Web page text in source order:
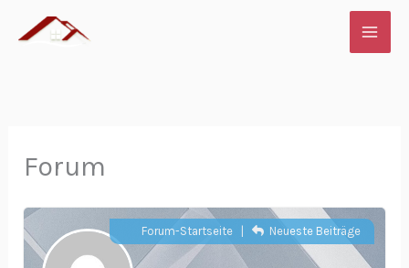
Inhalt
Forum
Forum-Startseite| Neueste Beiträge